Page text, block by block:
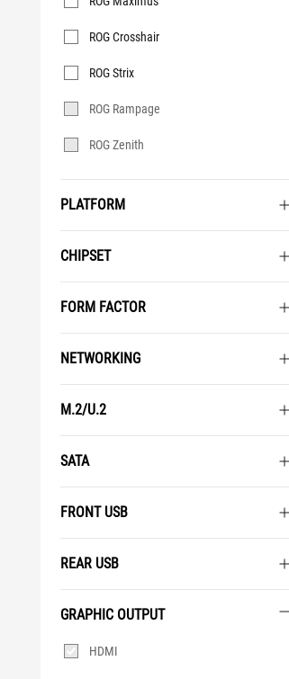
ROG Rampage
ROG Zenith
ROG Crosshair
ROG Strix
PLATFORM
CHIPSET
FORM FACTOR
NETWORKING
M.2/U.2
SATA
FRONT USB
REAR USB
GRAPHIC OUTPUT
Graphic
OutputHDMI